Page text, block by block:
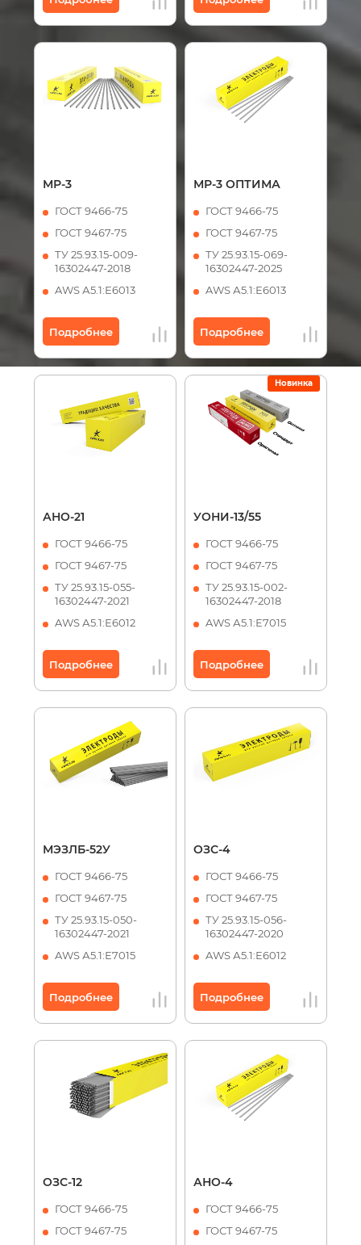
МР-3
ГОСТ 9466-75
ГОСТ 9467-75
ТУ 25.93.15-009-
16302447-2018
AWS А5.1:Е6013
Подробнее
МР-3 ОПТИМА
ГОСТ 9466-75
ГОСТ 9467-75
ТУ 25.93.15-069-
16302447-2025
AWS А5.1:Е6013
Подробнее
АНО-21
ГОСТ 9466-75
ГОСТ 9467-75
ТУ 25.93.15-055-
16302447-2021
AWS А5.1:Е6012
Подробнее
Новинка
УОНИ-13/55
ГОСТ 9466-75
ГОСТ 9467-75
ТУ 25.93.15-002-
16302447-2018
AWS А5.1:Е7015
Подробнее
МЭЗЛБ-52У
ГОСТ 9466-75
ГОСТ 9467-75
ТУ 25.93.15-050-
16302447-2021
AWS А5.1:Е7015
Подробнее
ОЗС-4
ГОСТ 9466-75
ГОСТ 9467-75
ТУ 25.93.15-056-
16302447-2020
AWS А5.1:Е6012
Подробнее
ОЗС-12
ГОСТ 9466-75
ГОСТ 9467-75
АНО-4
ГОСТ 9466-75
ГОСТ 9467-75